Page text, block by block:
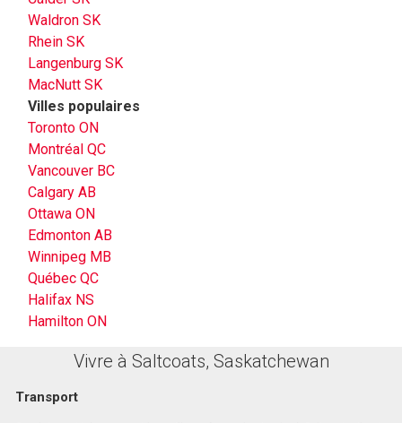
Waldron SK
Rhein SK
Langenburg SK
MacNutt SK
Villes populaires
Toronto ON
Montréal QC
Vancouver BC
Calgary AB
Ottawa ON
Edmonton AB
Winnipeg MB
Québec QC
Halifax NS
Hamilton ON
Vivre à Saltcoats, Saskatchewan
Transport